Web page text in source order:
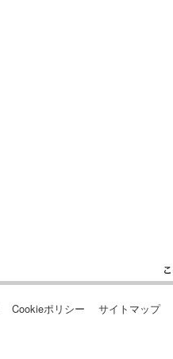
Cookieポリシー サイトマップ